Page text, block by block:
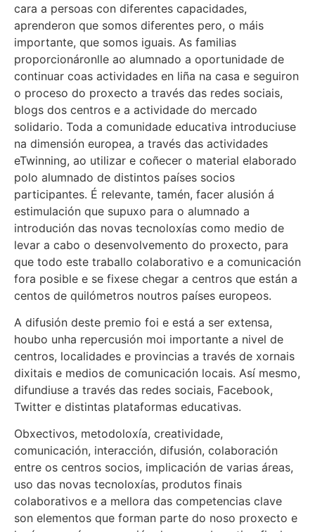
cara a persoas con diferentes capacidades,
aprenderon que somos diferentes pero, o máis
importante, que somos iguais. As familias
proporcionáronlle ao alumnado a oportunidade de
continuar coas actividades en liña na casa e seguiron
o proceso do proxecto a través das redes sociais,
blogs dos centros e a actividade do mercado
solidario. Toda a comunidade educativa introduciuse
na dimensión europea, a través das actividades
eTwinning, ao utilizar e coñecer o material elaborado
polo alumnado de distintos países socios
participantes. É relevante, tamén, facer alusión á
estimulación que supuxo para o alumnado a
introdución das novas tecnoloxías como medio de
levar a cabo o desenvolvemento do proxecto, para
que todo este traballo colaborativo e a comunicación
fora posible e se fixese chegar a centros que están a
centos de quilómetros noutros países europeos.
A difusión deste premio foi e está a ser extensa,
houbo unha repercusión moi importante a nivel de
centros, localidades e provincias a través de xornais
dixitais e medios de comunicación locais. Así mesmo,
difundiuse a través das redes sociais, Facebook,
Twitter e distintas plataformas educativas.
Obxectivos, metodoloxía, creatividade,
comunicación, interacción, difusión, colaboración
entre os centros socios, implicación de varias áreas,
uso das novas tecnoloxías, produtos finais
colaborativos e a mellora das competencias clave
son elementos que forman parte do noso proxecto e